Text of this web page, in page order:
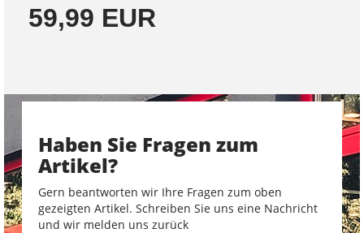
59,99 EUR
Haben Sie Fragen zum
Artikel?
Gern beantworten wir Ihre Fragen zum oben
gezeigten Artikel. Schreiben Sie uns eine Nachricht
und wir melden uns zurück